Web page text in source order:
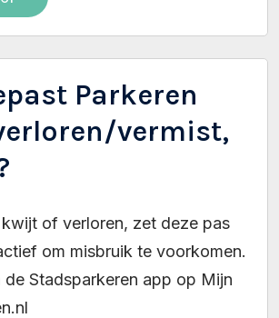
Parkeren
vermist,
kwijt of verloren, zet deze pas
om misbruik te voorkomen.
de Stadsparkeren app op Mijn